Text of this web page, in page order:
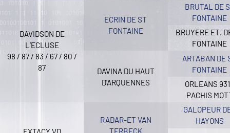
DAVIDSON DE
L’ECLUSE
98 / 87 / 83 / 67 / 80 /
87
ECRIN DE ST
FONTAINE
DAVINA DU HAUT
D’ARQUENNES
BRUTAL DE
FONTAINE
BRUYERE ET.
FONTAINE
ARTABAN DE
FONTAINE
ORLEANS
PACHIS
RADAR-ET VAN
TERBECK
GALOPEUR
HAYONS